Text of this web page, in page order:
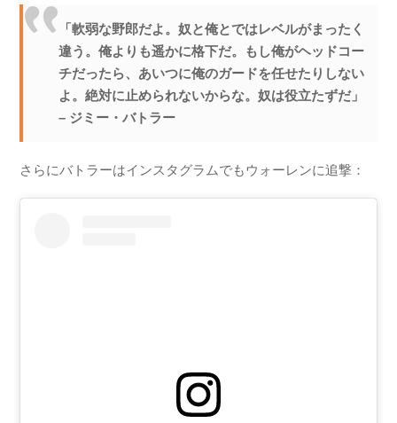
「軟弱な野郎だよ。奴と俺とではレベルがまったく
違う。俺よりも遥かに格下だ。もし俺がヘッドコー
チだったら、あいつに俺のガードを任せたりしない
よ。絶対に止められないからな。奴は役立たずだ」
– ジミー・バトラー
さらにバトラーはインスタグラムでもウォーレンに追撃：